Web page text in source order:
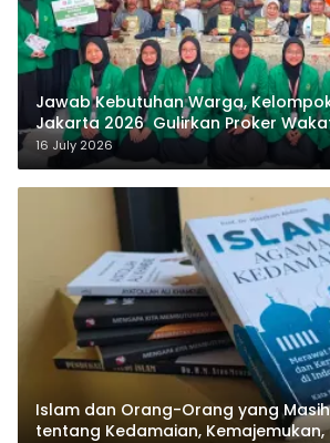
Jawab Kebutuhan Warga, Kelompok
Jakarta 2026 Gulirkan Proker
Sukamanah
16 July 2026
Islam dan Orang-Orang yang
tentang Kedamaian,